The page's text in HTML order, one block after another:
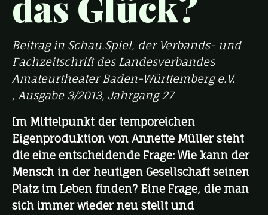
Beitrag in Schau.Spiel, der Verbands- und
Fachzeitschrift des Landesverbandes
Amateurtheater Baden-Württemberg e.V.
, Ausgabe 3/2013, Jahrgang 27
Im Mittelpunkt der temporeichen
Eigenproduktion von Annette Müller steht
die eine entscheidende Frage: Wie kann der
Mensch in der heutigen Gesellschaft seinen
Platz im Leben finden? Eine Frage, die man
sich immer wieder neu stellt und